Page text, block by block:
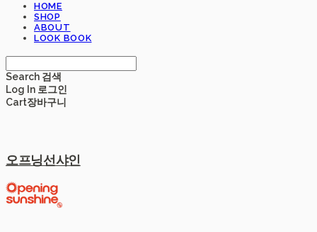
HOME
SHOP
ABOUT
LOOK BOOK
Search 검색
Log In 로그인
Cart장바구니
오프닝선샤인